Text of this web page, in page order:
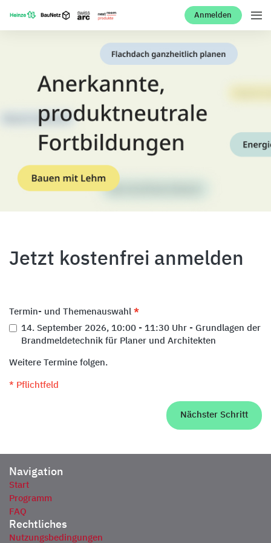
Anmelden
Jetzt kostenfrei anmelden
Termin- und Themenauswahl
14. September 2026, 10:00 - 11:30 Uhr - Grundlagen der
Brandmeldetechnik für Planer und Architekten
Weitere Termine folgen.
* Pflichtfeld
Navigation
Start
Programm
FAQ
Rechtliches
Nutzungsbedingungen